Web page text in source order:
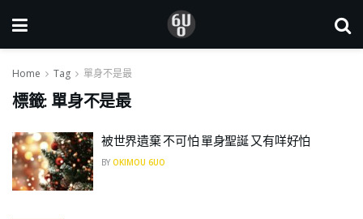
Home Tag 單身不是最
標籤: 單身不是最
被世界遺棄 不可怕 單身聖誕 又有咩好怕
BY OKIMOU 6UO